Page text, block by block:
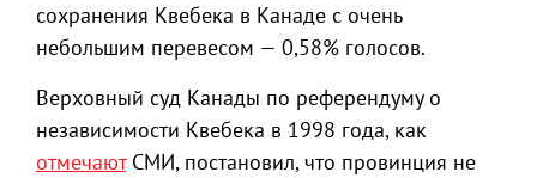
сохранения Квебека в Канаде с очень
небольшим перевесом — 0,58% голосов.
Верховный суд Канады по референдуму о
независимости Квебека в 1998 года, как
отмечаютСМИ, постановил, что провинция не